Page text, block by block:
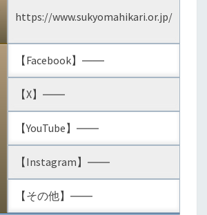
https://www.sukyomahikari.or.jp/
【Facebook】――
【X】――
【YouTube】――
【Instagram】――
【その他】――